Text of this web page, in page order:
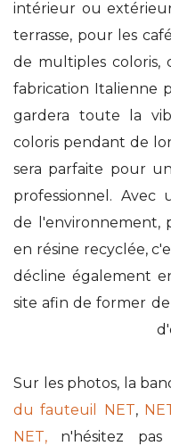
intérieur ou
terrasse, pour les
de multiples
fabrication Italienne
gardera toute la
coloris pendant de
sera parfaite pour
professionnel. Avec
de l'environnement,
en résine recyclée,
décline également
site afin de former
Sur les photos, la
du fauteuil NET,
NET, n'hésitez